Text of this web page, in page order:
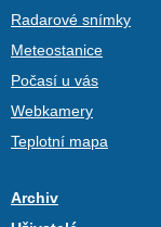
Radarové snímky
Meteostanice
Počasí u vás
Webkamery
Teplotní mapa
Archiv